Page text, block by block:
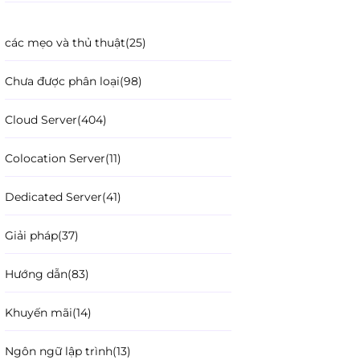
các mẹo và thủ thuật(25)
Chưa được phân loại(98)
Cloud Server(404)
Colocation Server(11)
Dedicated Server(41)
Giải pháp(37)
Hướng dẫn(83)
Khuyến mãi(14)
Ngôn ngữ lập trình(13)